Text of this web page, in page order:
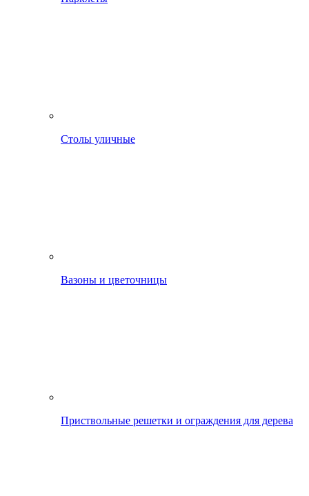
Столы уличные
Вазоны и цветочницы
Приствольные решетки и ограждения для дерева